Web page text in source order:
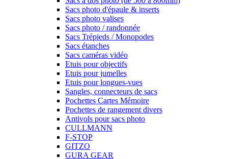
Sacs photo d'épaule & inserts
Sacs photo valises
Sacs photo / randonnée
Sacs Trépieds / Monopodes
Sacs étanches
Sacs caméras vidéo
Etuis pour objectifs
Etuis pour jumelles
Etuis pour longues-vues
Sangles, connecteurs de sacs
Pochettes Cartes Mémoire
Pochettes de rangement divers
Antivols pour sacs photo
CULLMANN
F-STOP
GITZO
GURA GEAR